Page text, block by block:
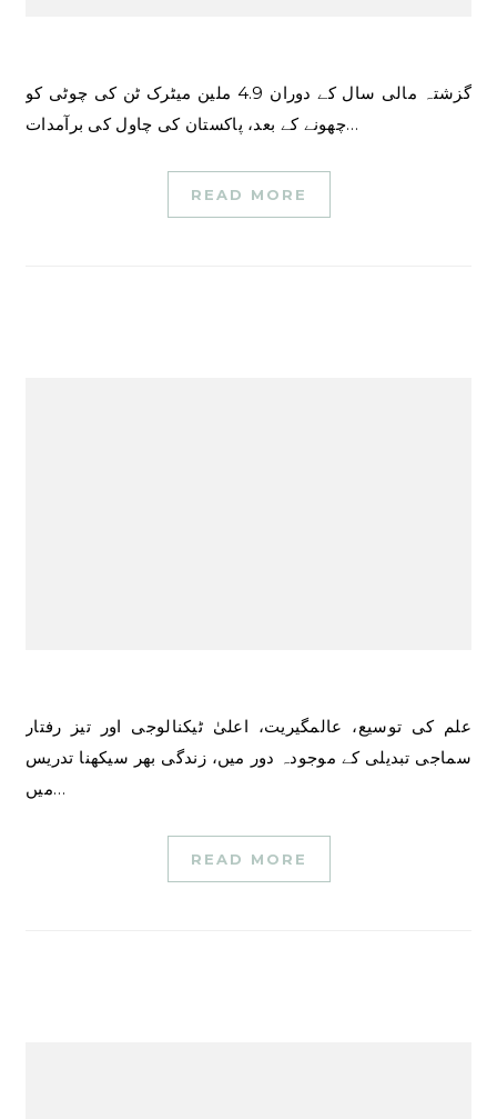
گزشتہ مالی سال کے دوران 4.9 ملین میٹرک ٹن کی چوٹی کو
چھونے کے بعد، پاکستان کی چاول کی برآمدات…
READ MORE
علم کی توسیع، عالمگیریت، اعلیٰ ٹیکنالوجی اور تیز رفتار
سماجی تبدیلی کے موجودہ دور میں، زندگی بھر سیکھنا تدریس
میں…
READ MORE